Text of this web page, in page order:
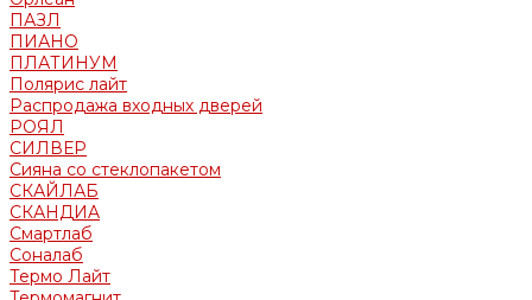
ПАЗЛ
ПИАНО
ПЛАТИНУМ
Полярис лайт
Распродажа входных дверей
РОЯЛ
СИЛВЕР
Сияна со стеклопакетом
СКАЙЛАБ
СКАНДИA
Смартлаб
Соналаб
Термо Лайт